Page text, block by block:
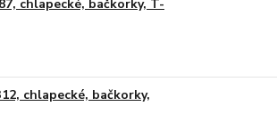
chlapecké, bačkorky, T-
chlapecké, bačkorky,